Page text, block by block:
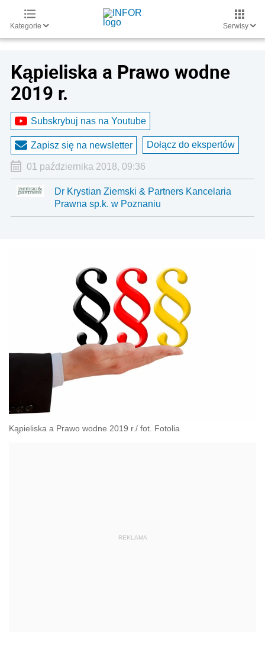
Kategorie Serwisy
Kąpieliska a Prawo wodne
2019 r.
Subskrybuj nas na Youtube
Zapisz się na newsletter Dołącz do ekspertów
01 października 2018, 09:36
Dr Krystian Ziemski & Partners Kancelaria
Prawna sp.k. w Poznaniu
Kąpieliska a Prawo wodne 2019 r./ fot. Fotolia